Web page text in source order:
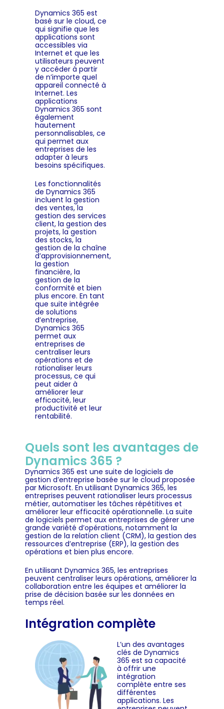
Dynamics 365 est
basé sur le cloud, ce
qui signifie que les
applications sont
accessibles via
Internet et que les
utilisateurs peuvent
y accéder à partir
de n’importe quel
appareil connecté à
Internet. Les
applications
Dynamics 365 sont
également
hautement
personnalisables, ce
qui permet aux
entreprises de les
adapter à leurs
besoins spécifiques.
Les fonctionnalités
de Dynamics 365
incluent la gestion
des ventes, la
gestion des services
client, la gestion des
projets, la gestion
des stocks, la
gestion de la chaîne
d’approvisionnement,
la gestion
financière, la
gestion de la
conformité et bien
plus encore. En tant
que suite intégrée
de solutions
d’entreprise,
Dynamics 365
permet aux
entreprises de
centraliser leurs
opérations et de
rationaliser leurs
processus, ce qui
peut aider à
améliorer leur
efficacité, leur
productivité et leur
rentabilité.
Quels sont les avantages de
Dynamics 365 ?
Dynamics 365 est une suite de logiciels de
gestion d’entreprise basée sur le cloud proposée
par Microsoft. En utilisant Dynamics 365, les
entreprises peuvent rationaliser leurs processus
métier, automatiser les tâches répétitives et
améliorer leur efficacité opérationnelle. La suite
de logiciels permet aux entreprises de gérer une
grande variété d’opérations, notamment la
gestion de la relation client (CRM), la gestion des
ressources d’entreprise (ERP), la gestion des
opérations et bien plus encore.
En utilisant Dynamics 365, les entreprises
peuvent centraliser leurs opérations, améliorer la
collaboration entre les équipes et améliorer la
prise de décision basée sur les données en
temps réel.
Intégration complète
L’un des avantages
clés de Dynamics
365 est sa capacité
à offrir une
intégration
complète entre ses
différentes
applications. Les